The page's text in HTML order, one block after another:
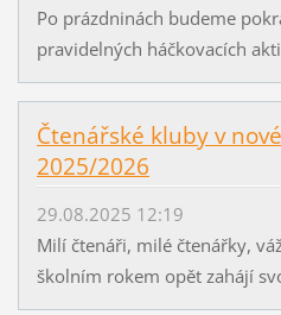
Po prázdninách budeme
pravidelných háčkovacích
Čtenářské kluby v
2025/2026
29.08.2025 12:19
Milí čtenáři, milé čtenářky,
školním rokem opět zahájí